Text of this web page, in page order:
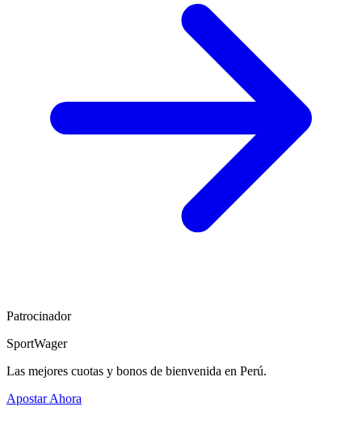
Patrocinador
SportWager
Las mejores cuotas y bonos de bienvenida en Perú.
Apostar Ahora